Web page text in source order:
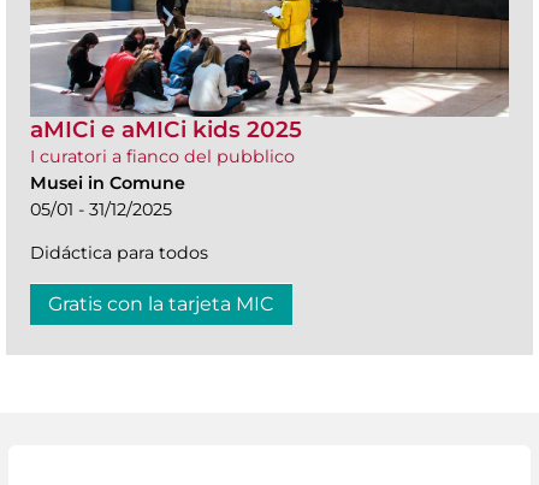
aMICi e aMICi kids 2025
I curatori a fianco del pubblico
Musei in Comune
05/01 - 31/12/2025
Didáctica para todos
Gratis con la tarjeta MIC